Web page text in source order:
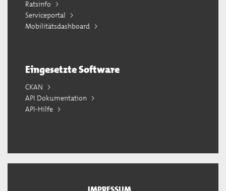
Ratsinfo
Serviceportal
Mobilitätsdashboard
Eingesetzte Software
CKAN
API Dokumentation
API-Hilfe